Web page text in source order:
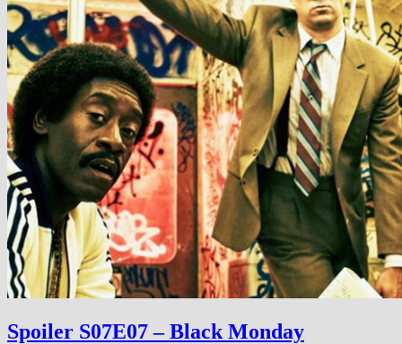
Spoiler S07E07 – Black Monday